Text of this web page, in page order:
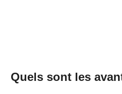
Quels sont les